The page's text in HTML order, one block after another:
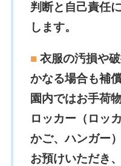
判断と自己責任
します。
■ 衣服の汚損や
かなる場合も補
園内ではお手荷
ロッカー（ ロッ
かご、ハンガー
お預けいただき